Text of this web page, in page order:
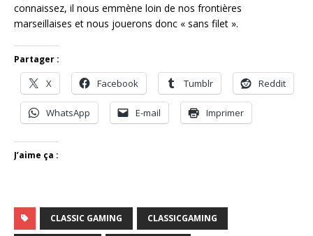
connaissez, il nous emmène loin de nos frontières
marseillaises et nous jouerons donc « sans filet ».
Partager :
X Facebook Tumblr Reddit
WhatsApp E-mail Imprimer
J’aime ça :
CLASSIC GAMING CLASSICGAMING